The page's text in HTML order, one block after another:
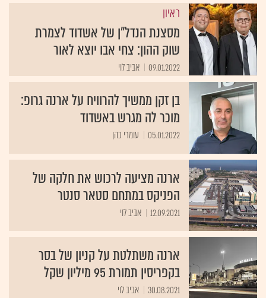
ראיון
מסצנת הנדל"ן של אשדוד לצמרת
שוק ההון: צחי אבו יוצא לאור
09.01.2022 אביב לוי
בן זקן ממשיך להרוויח על ארנה גרופ:
מוכר לה מגרש באשדוד
05.01.2022 עומרי כהן
ארנה מציעה לרכוש את חלקה של
הפניקס במתחם סטאר סנטר
12.09.2021 אביב לוי
ארנה משתלטת על קניון של בסר
בקפריסין תמורת 95 מיליון שקל
30.08.2021 אביב לוי